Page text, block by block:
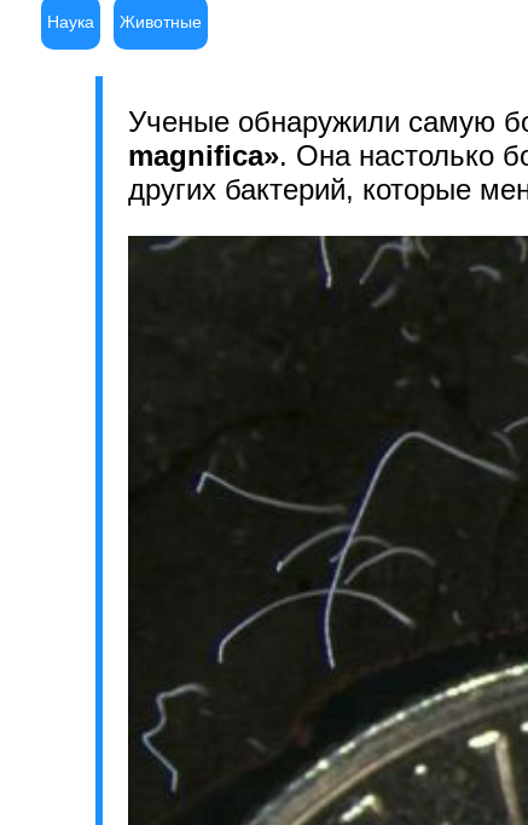
Наука Животные
Ученые обнаружили самую
magnifica». Она настолько
других бактерий, которые